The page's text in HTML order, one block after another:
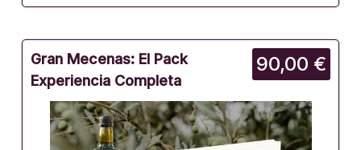
90,00 €
Gran Mecenas: El Pack
Experiencia Completa